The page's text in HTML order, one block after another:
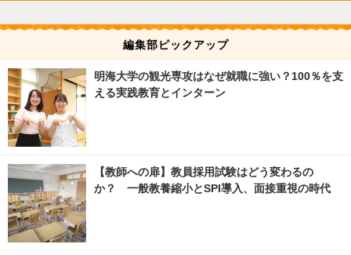
編集部ピックアップ
明海大学の観光専攻はなぜ就職に強い？100％を支
える実践教育とインターン
【教師への扉】教員採用試験はどう変わるの
か？ 一般教養縮小とSPI導入、面接重視の時代